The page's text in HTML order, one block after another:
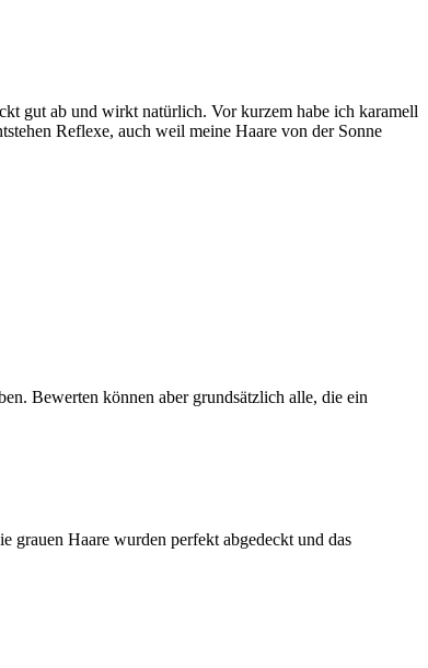
gut ab und wirkt natürlich. Vor kurzem habe ich karamell
Reflexe, auch weil meine Haare von der Sonne
Bewerten können aber grundsätzlich alle, die ein
grauen Haare wurden perfekt abgedeckt und das